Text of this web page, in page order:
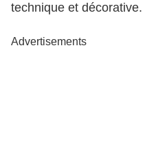
technique et décorative.
Advertisements